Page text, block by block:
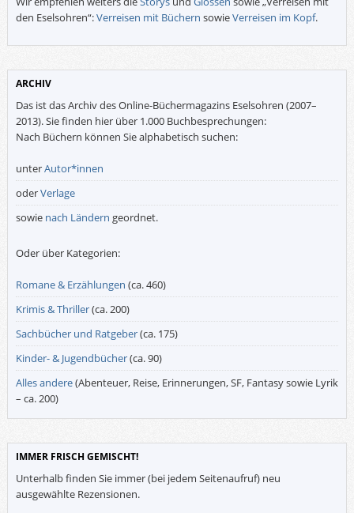
den Eselsohren“:Verreisen mit Büchern sowieVerreisen im Kopf.
ARCHIV
Das ist das Archiv des Online-Büchermagazins Eselsohren (2007–
2013). Sie finden hier über 1.000 Buchbesprechungen:
Nach Büchern können Sie alphabetisch suchen:
unterAutor*innen
oderVerlage
sowie nach Ländern geordnet.
Oder über Kategorien:
Romane & Erzählungen (ca. 460)
Krimis & Thriller(ca. 200)
Sachbücher und Ratgeber(ca. 175)
Kinder- & Jugendbücher(ca. 90)
Alles andere(Abenteuer, Reise, Erinnerungen, SF, Fantasy sowie Lyrik
– ca. 200)
IMMER FRISCH GEMISCHT!
Unterhalb finden Sie immer (bei jedem Seitenaufruf) neu
ausgewählte Rezensionen.